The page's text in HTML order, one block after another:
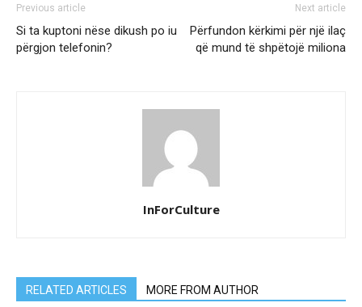
Previous article
Si ta kuptoni nëse dikush po iu
përgjon telefonin?
Next article
Përfundon kërkimi për një ilaç
që mund të shpëtojë miliona
InForCulture
RELATED ARTICLES MORE FROM AUTHOR